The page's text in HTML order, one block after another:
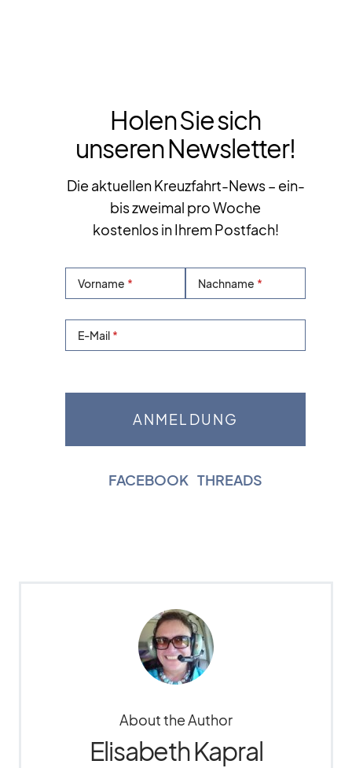
Holen Sie sich
unseren Newsletter!
Die aktuellen Kreuzfahrt-News – ein-
bis zweimal pro Woche
kostenlos in Ihrem Postfach!
Vorname Nachname
E-Mail
FACEBOOK THREADS
About the Author
Elisabeth Kapral